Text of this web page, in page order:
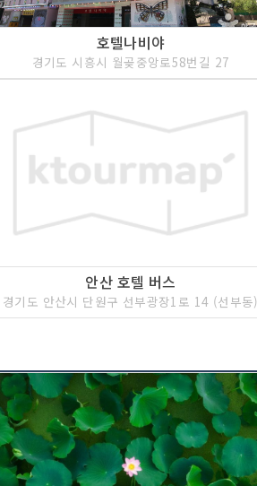
호텔나비야
경기도 시흥시 월곶중앙로58번길 27
안산 호텔 버스
경기도 안산시 단원구 선부광장1로 14 (선부동)